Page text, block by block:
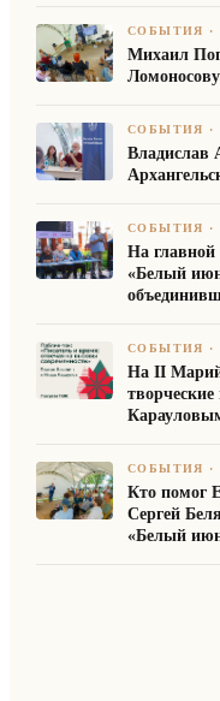
СОБЫТИЯ ·
Михаил
СОБЫТИЯ ·
Владислав
СОБЫТИЯ ·
На главной
«Белый
СОБЫТИЯ ·
На II
СОБЫТИЯ ·
Кто помог
Сергей
«Белый